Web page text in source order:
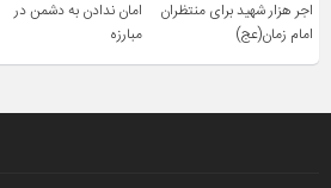
اجر هزار شهید برای منتظران
امام زمان(عج)
امان ندادن به دشمن در
مبارزه